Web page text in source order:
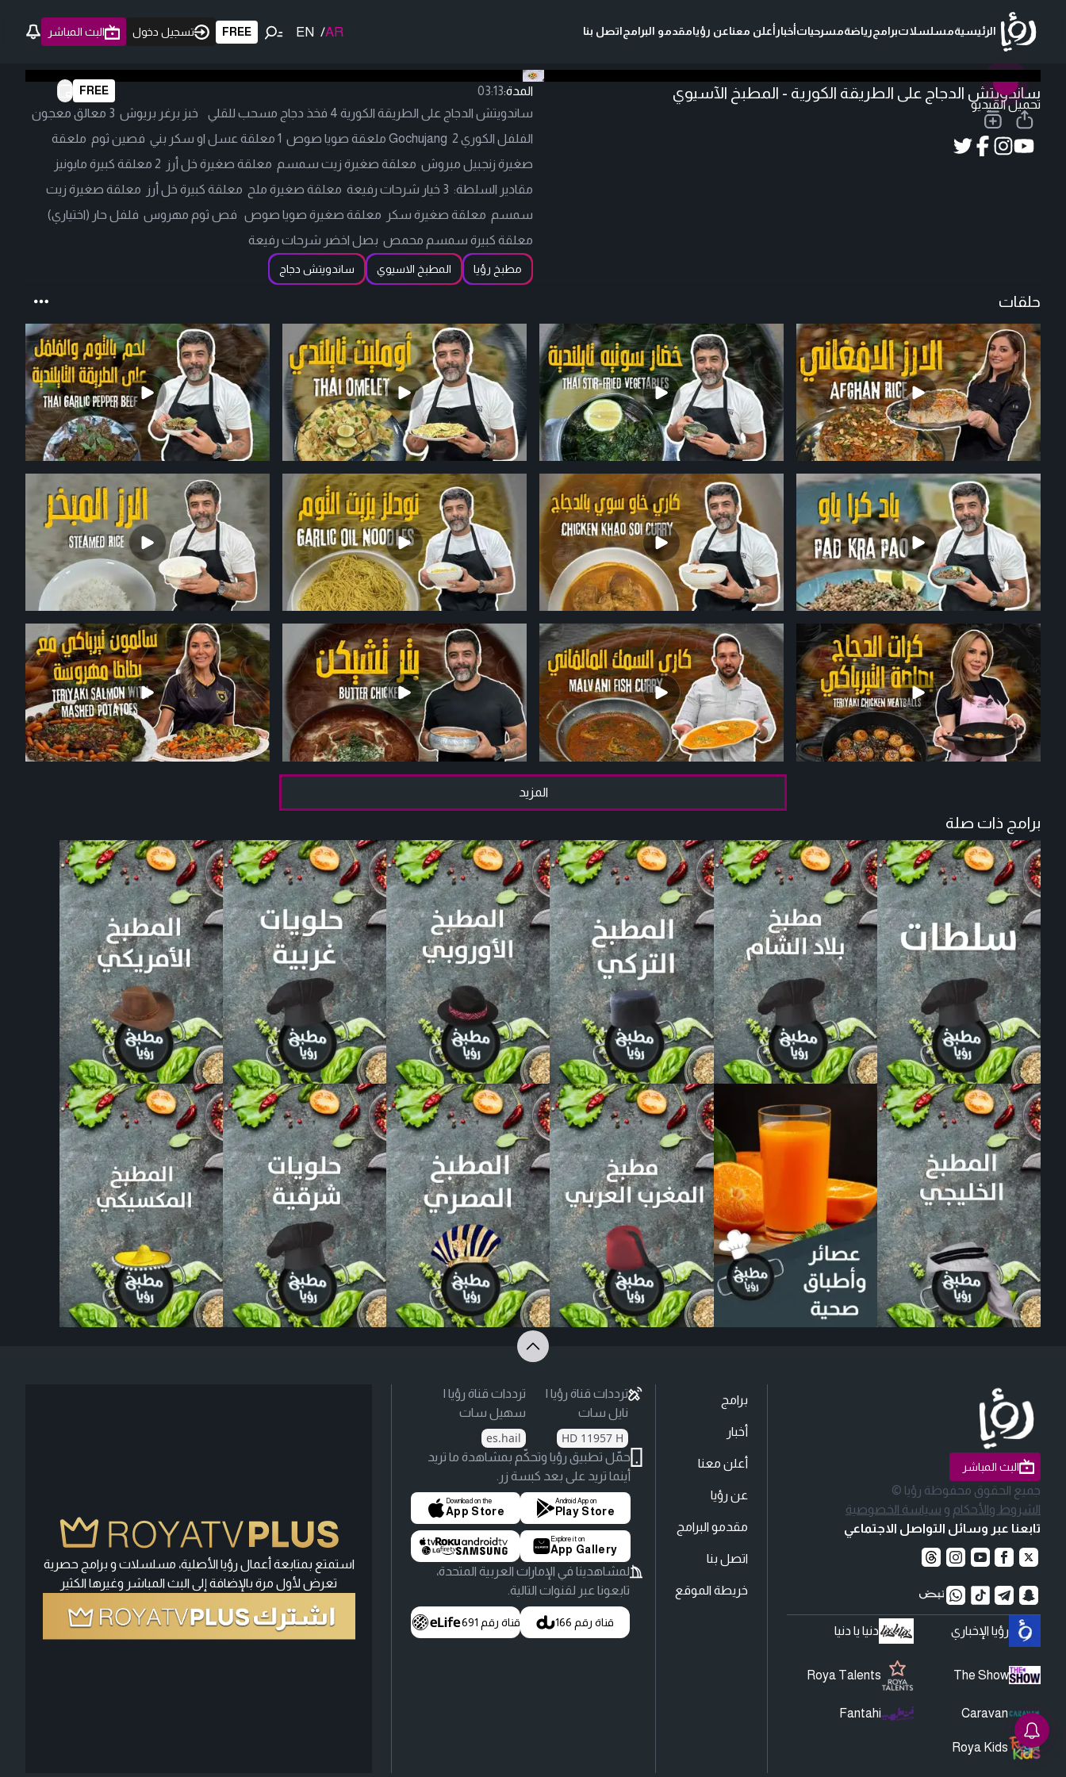
الرئيسيةمسلسلاتبرامجرياضةمسرحياتأخبارأعلن معناعن رؤيامقدمو البرامجاتصل بنا AR
/
EN
FREE تسجيل دخول البث المباشر
تحميل الفيديو
FREE ساندويتش الدجاج على الطريقة الكورية - المطبخ الآسيوي المدة:03:13
ساندويتش الدجاج على الطريقة الكورية 4 فخذ دجاج مسحب للقلي خبز برغر بريوش 3 معالق معجون
الفلفل الكوري Gochujang 2 ملعقة صويا صوص 1 معلقة عسل او سكر بني فصين ثوم ملعقة
صغيرة زنجبيل مبروش معلقة صغيرة زيت سمسم معلقة صغيرة خل أرز 2 معلقة كبيرة مايونيز
مقادير السلطة: 3 خيار شرحات رفيعة معلقة صغيرة ملح معلقة كبيرة خل أرز معلقة صغيرة زيت
سمسم معلقة صغيرة سكر معلقة صغيرة صويا صوص فص ثوم مهروس فلفل حار (اختياري)
معلقة كبيرة سمسم محمص بصل اخضر شرحات رفيعة
مطبخ رؤيا المطبخ الاسيوي ساندويتش دجاج
حلقات
المزيد
برامج ذات صلة
البث المباشر
جميع الحقوق محفوظة رؤيا ©
الشروط والأحكام و سياسة الخصوصية
تابعنا عبر وسائل التواصل الاجتماعي
رؤيا الإخباري دنيا يا دنيا
The Show
Roya Talents
Caravan
Fantahi
Roya Kids
برامج
أخبار
أعلن معنا
عن رؤيا
مقدمو البرامج
اتصل بنا
خريطة الموقع
ترددات قناة رؤيا |
نايل سات
HD 11957 H
ترددات قناة رؤيا |
سهيل سات
es.hail
حمّل تطبيق رؤيا وتحكّم بمشاهدة ما تريد
أينما تريد على بعد كبسة زر.
Android App on
Play Store
Download on the
App Store
Explore it on
App Gallery
لمشاهدينا في الإمارات العربية المتحدة،
تابعونا عبر لقنوات التالية.
قناة رقم 166 قناة رقم 691
استمتع بمتابعة أعمال رؤيا الأصلية، مسلسلات و برامج حصرية
تعرض لأول مرة بالإضافة إلى البث المباشر وغيرها الكثير